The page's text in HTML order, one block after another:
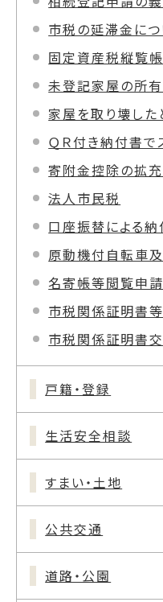
市税の延滞金につ
固定資産税縦覧
未登記家屋の所
家屋を取り壊した
ＱＲ付き納付書で
寄附金控除の拡
法人市民税
口座振替による納
原動機付自転車及び小型特殊
名寄帳等閲覧申
市税関係証明書
市税関係証明書
戸籍・登録
生活安全相談
すまい・土地
公共交通
道路・公園